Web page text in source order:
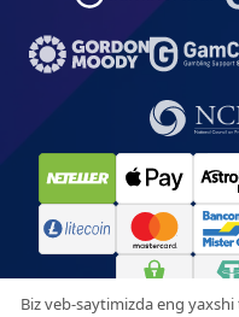
Biz veb-saytimizda eng